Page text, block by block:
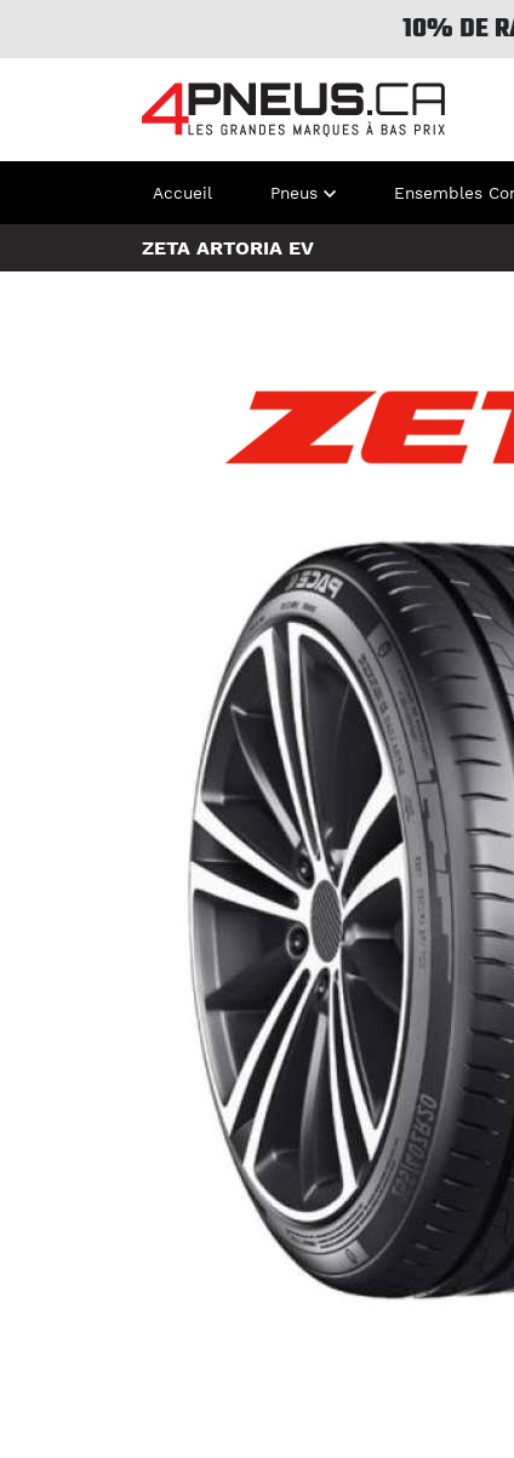
10% DE
Accueil Pneus Ensembles
ZETA ARTORIA EV